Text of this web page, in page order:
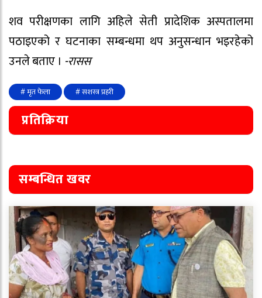
शव परीक्षणका लागि अहिले सेती प्रादेशिक अस्पतालमा
पठाइएको र घटनाका सम्बन्धमा थप अनुसन्धान भइरहेको
उनले बताए । -रासस
# मृत फेला # सशस्त्र प्रहरी
प्रतिक्रिया
सम्बन्धित खवर